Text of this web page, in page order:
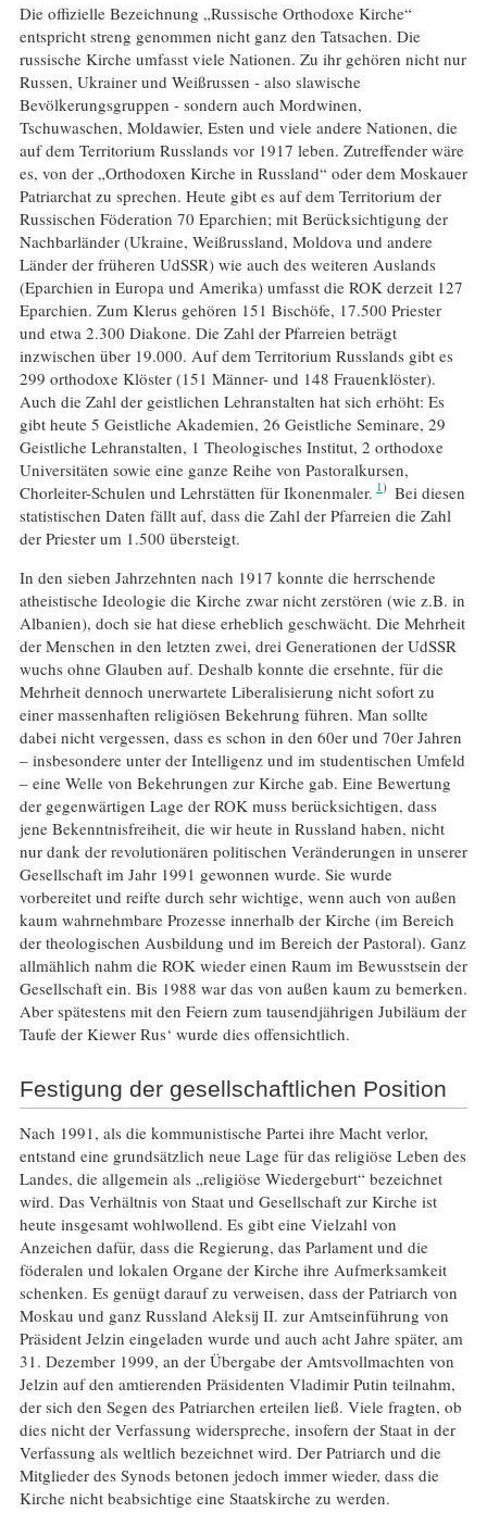
Die offizielle Bezeichnung „Russische Orthodoxe Kirche“
entspricht streng genommen nicht ganz den Tatsachen. Die
russische Kirche umfasst viele Nationen. Zu ihr gehören nicht nur
Russen, Ukrainer und Weißrussen - also slawische
Bevölkerungsgruppen - sondern auch Mordwinen,
Tschuwaschen, Moldawier, Esten und viele andere Nationen, die
auf dem Territorium Russlands vor 1917 leben. Zutreffender wäre
es, von der „Orthodoxen Kirche in Russland“ oder dem Moskauer
Patriarchat zu sprechen. Heute gibt es auf dem Territorium der
Russischen Föderation 70 Eparchien; mit Berücksichtigung der
Nachbarländer (Ukraine, Weißrussland, Moldova und andere
Länder der früheren UdSSR) wie auch des weiteren Auslands
(Eparchien in Europa und Amerika) umfasst die ROK derzeit 127
Eparchien. Zum Klerus gehören 151 Bischöfe, 17.500 Priester
und etwa 2.300 Diakone. Die Zahl der Pfarreien beträgt
inzwischen über 19.000. Auf dem Territorium Russlands gibt es
299 orthodoxe Klöster (151 Männer- und 148 Frauenklöster).
Auch die Zahl der geistlichen Lehranstalten hat sich erhöht: Es
gibt heute 5 Geistliche Akademien, 26 Geistliche Seminare, 29
Geistliche Lehranstalten, 1 Theologisches Institut, 2 orthodoxe
Universitäten sowie eine ganze Reihe von Pastoralkursen,
Chorleiter-Schulen und Lehrstätten für Ikonenmaler. 1
Bei diesen
statistischen Daten fällt auf, dass die Zahl der Pfarreien die Zahl
der Priester um 1.500 übersteigt.
In den sieben Jahrzehnten nach 1917 konnte die herrschende
atheistische Ideologie die Kirche zwar nicht zerstören (wie z.B. in
Albanien), doch sie hat diese erheblich geschwächt. Die Mehrheit
der Menschen in den letzten zwei, drei Generationen der UdSSR
wuchs ohne Glauben auf. Deshalb konnte die ersehnte, für die
Mehrheit dennoch unerwartete Liberalisierung nicht sofort zu
einer massenhaften religiösen Bekehrung führen. Man sollte
dabei nicht vergessen, dass es schon in den 60er und 70er Jahren
– insbesondere unter der Intelligenz und im studentischen Umfeld
– eine Welle von Bekehrungen zur Kirche gab. Eine Bewertung
der gegenwärtigen Lage der ROK muss berücksichtigen, dass
jene Bekenntnisfreiheit, die wir heute in Russland haben, nicht
nur dank der revolutionären politischen Veränderungen in unserer
Gesellschaft im Jahr 1991 gewonnen wurde. Sie wurde
vorbereitet und reifte durch sehr wichtige, wenn auch von außen
kaum wahrnehmbare Prozesse innerhalb der Kirche (im Bereich
der theologischen Ausbildung und im Bereich der Pastoral). Ganz
allmählich nahm die ROK wieder einen Raum im Bewusstsein der
Gesellschaft ein. Bis 1988 war das von außen kaum zu bemerken.
Aber spätestens mit den Feiern zum tausendjährigen Jubiläum der
Taufe der Kiewer Rus‘ wurde dies offensichtlich.
Festigung der gesellschaftlichen Position
Nach 1991, als die kommunistische Partei ihre Macht verlor,
entstand eine grundsätzlich neue Lage für das religiöse Leben des
Landes, die allgemein als „religiöse Wiedergeburt“ bezeichnet
wird. Das Verhältnis von Staat und Gesellschaft zur Kirche ist
heute insgesamt wohlwollend. Es gibt eine Vielzahl von
Anzeichen dafür, dass die Regierung, das Parlament und die
föderalen und lokalen Organe der Kirche ihre Aufmerksamkeit
schenken. Es genügt darauf zu verweisen, dass der Patriarch von
Moskau und ganz Russland Aleksij II. zur Amtseinführung von
Präsident Jelzin eingeladen wurde und auch acht Jahre später, am
31. Dezember 1999, an der Übergabe der Amtsvollmachten von
Jelzin auf den amtierenden Präsidenten Vladimir Putin teilnahm,
der sich den Segen des Patriarchen erteilen ließ. Viele fragten, ob
dies nicht der Verfassung widerspreche, insofern der Staat in der
Verfassung als weltlich bezeichnet wird. Der Patriarch und die
Mitglieder des Synods betonen jedoch immer wieder, dass die
Kirche nicht beabsichtige eine Staatskirche zu werden.